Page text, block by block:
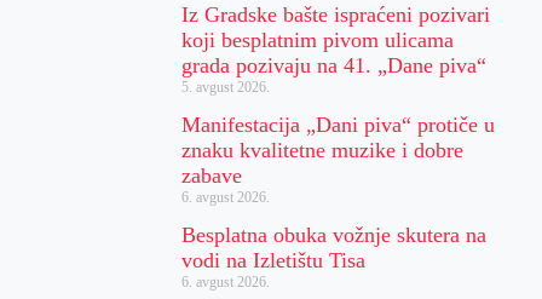
Iz Gradske bašte ispraćeni pozivari
koji besplatnim pivom ulicama
grada pozivaju na 41. „Dane piva“
5. avgust 2026.
Manifestacija „Dani piva“ protiče u
znaku kvalitetne muzike i dobre
zabave
6. avgust 2026.
Besplatna obuka vožnje skutera na
vodi na Izletištu Tisa
6. avgust 2026.